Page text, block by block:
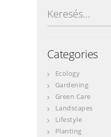
Categories
Ecology
Gardening
Green Care
Landscapes
Lifestyle
Planting